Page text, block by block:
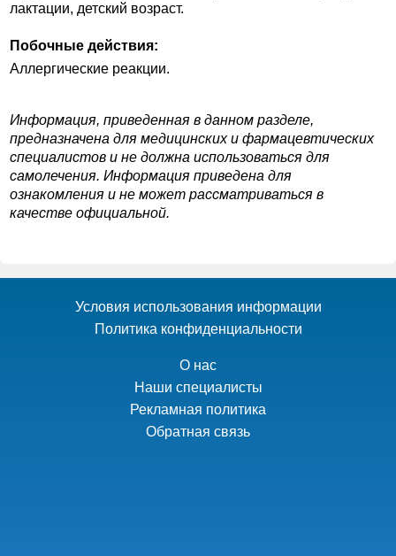
лактации, детский возраст.
Побочные действия:
Аллергические реакции.
Информация, приведенная в данном разделе,
предназначена для медицинских и фармацевтических
специалистов и не должна использоваться для
самолечения. Информация приведена для
ознакомления и не может рассматриваться в
качестве официальной.
Условия использования информации
Политика конфиденциальности
О нас
Наши специалисты
Рекламная политика
Обратная связь